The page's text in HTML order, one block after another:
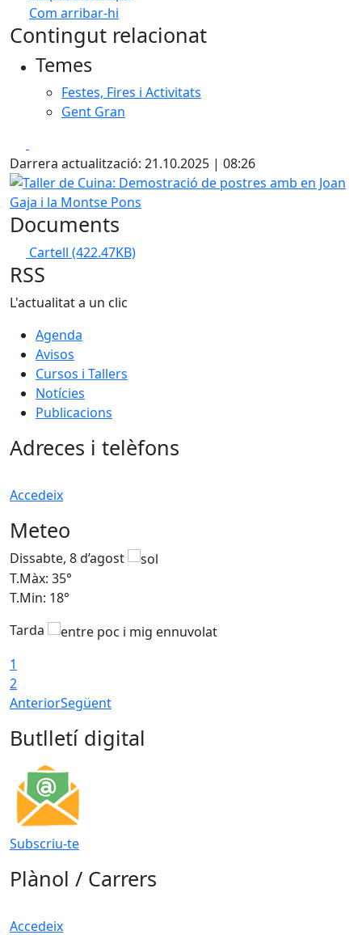
Com arribar-hi
+
Contingut relacionat
Temes
Festes, Fires i Activitats
Gent Gran
Darrera actualització: 21.10.2025 | 08:26
Taller de Cuina: Demostració de postres amb en Joan
Documents
Cartell (422.47KB)
RSS
L'actualitat a un clic
Agenda
Avisos
Cursos i Tallers
Notícies
Publicacions
Adreces i telèfons
Accedeix
Meteo
Dissabte, 8 d’agost
T.Màx: 35°
T.Min: 18°
Tarda
1
2
AnteriorSegüent
Butlletí digital
Subscriu-te
Plànol / Carrers
Accedeix